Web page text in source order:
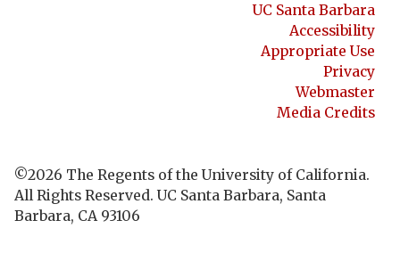
UC Santa Barbara
Accessibility
Appropriate Use
Privacy
Webmaster
Media Credits
©2026 The Regents of the University of California.
All Rights Reserved. UC Santa Barbara, Santa
Barbara, CA 93106